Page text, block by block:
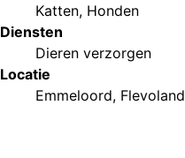
Katten, Honden
Diensten
Dieren verzorgen
Locatie
Emmeloord,